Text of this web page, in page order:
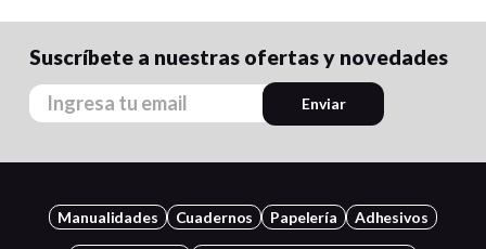
Suscríbete a nuestras ofertas y novedades
Enviar
Manualidades Cuadernos Papelería Adhesivos